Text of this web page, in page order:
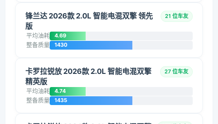
锋兰达 2026款 2.0L 智能电混双擎 领先
版
21 位车友
平均油耗 4.69
整备质量 1430
卡罗拉锐放 2026款 2.0L 智能电混双擎
精英版
27 位车友
平均油耗 4.74
整备质量 1435